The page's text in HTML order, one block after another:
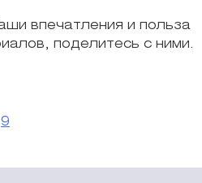
впечатления и польза
поделитесь с ними.
9